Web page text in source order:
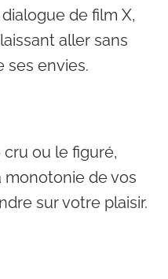
de film X,
aller sans
ses envies.
ou le figuré,
monotonie de vos
sur votre plaisir.